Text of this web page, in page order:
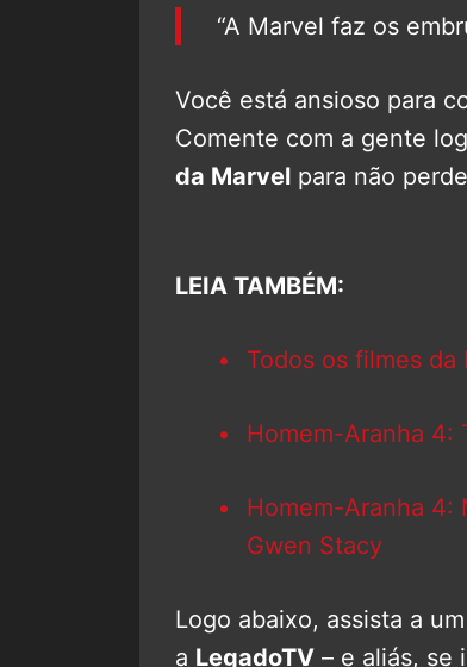
“A Marvel faz os
Você está ansioso para
Comente com a gente
da Marvel para não
LEIA TAMBÉM:
Todos os filmes
Homem-Aranha 4:
Homem-Aranha 4:
Gwen Stacy
Logo abaixo, assista a
a LegadoTV – e aliás, se